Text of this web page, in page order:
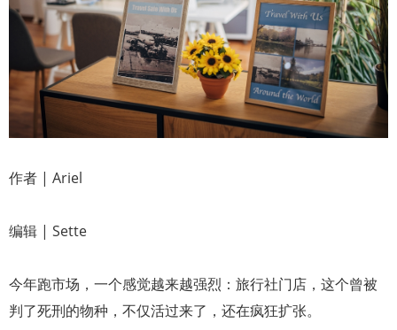
作者 | Ariel
编辑 | Sette
今年跑市场，一个感觉越来越强烈：旅行社门店，这个曾被
判了死刑的物种，不仅活过来了，还在疯狂扩张。